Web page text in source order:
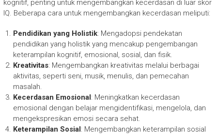
kognitif, penting untuk mengembangkan kecerdasan di luar skor
IQ. Beberapa cara untuk mengembangkan kecerdasan meliputi:
Pendidikan yang Holistik: Mengadopsi pendekatan
pendidikan yang holistik yang mencakup pengembangan
keterampilan kognitif, emosional, sosial, dan fisik.
Kreativitas: Mengembangkan kreativitas melalui berbagai
aktivitas, seperti seni, musik, menulis, dan pemecahan
masalah.
Kecerdasan Emosional : Meningkatkan kecerdasan
emosional dengan belajar mengidentifikasi, mengelola, dan
mengekspresikan emosi secara sehat.
Keterampilan Sosial : Mengembangkan keterampilan sosial